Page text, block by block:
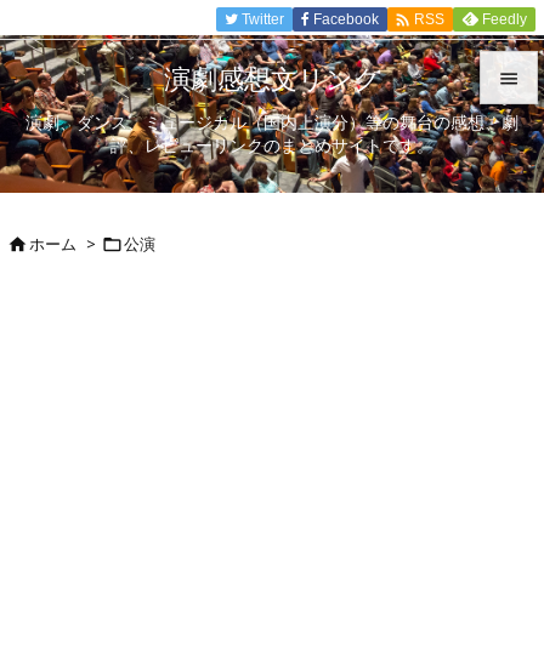


メニュ

Twitter Facebook  RSS Feedly
演劇感想文リンク
演劇、ダンス、ミュージカル（国内上演分）等の舞台の感想、劇
評、レビューリンクのまとめサイトです。
ホーム > 公演